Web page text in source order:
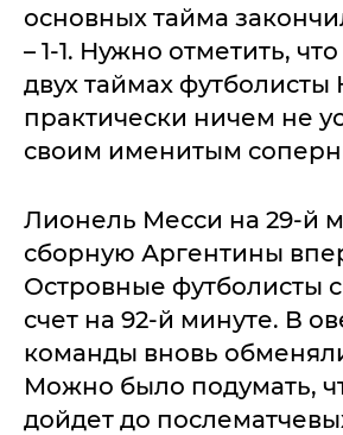
основных тайма
– 1-1. Нужно отметить,
двух таймах
практически ничем не
своим именитым
Лионель Месси на 29-й
сборную Аргентины
Островные футболисты
счет на 92-й минуте. В
команды вновь
Можно было подумать,
дойдет до